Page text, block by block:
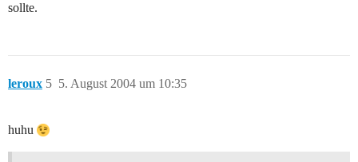
sollte.
leroux 5. August 2004 um 10:35
5
huhu